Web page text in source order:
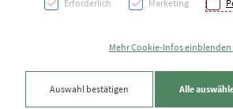
Erforderlich Marketing
Mehr Cookie-Infos einblenden
Auswahl bestätigen Alle